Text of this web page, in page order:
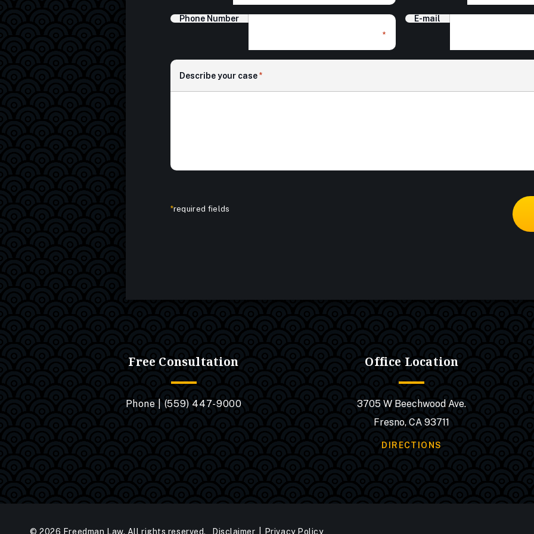
Phone Number
*
E-mail
Describe your case *
*required fields
Free Consultation
Phone | (559) 447-9000
Office Location
3705 W Beechwood Ave.
Fresno, CA 93711
DIRECTIONS
© 2026 Freedman Law. All rights reserved. Disclaimer Privacy Policy